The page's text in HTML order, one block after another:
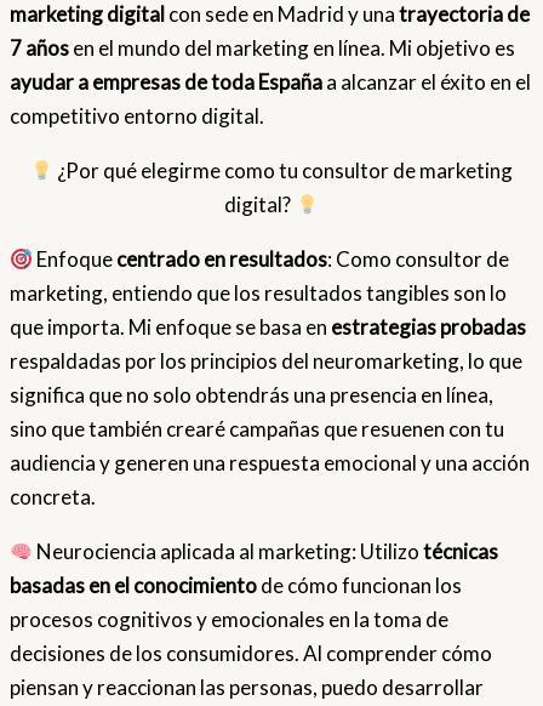
marketing digital con sede en Madrid y unatrayectoria de
7 añosen el mundo del marketing en línea. Mi objetivo es
ayudar a empresas de toda Españaa alcanzar el éxito en el
competitivo entorno digital.
¿Por qué elegirme como tu consultor de marketing
digital?
Enfoquecentrado en resultados: Como consultor de
marketing, entiendo que los resultados tangibles son lo
que importa. Mi enfoque se basa en estrategias probadas
respaldadas por los principios del neuromarketing, lo que
significa que no solo obtendrás una presencia en línea,
sino que también crearé campañas que resuenen con tu
audiencia y generen una respuesta emocional y una acción
concreta.
Neurociencia aplicada al marketing: Utilizotécnicas
basadas en el conocimientode cómo funcionan los
procesos cognitivos y emocionales en la toma de
decisiones de los consumidores. Al comprender cómo
piensan y reaccionan las personas, puedo desarrollar